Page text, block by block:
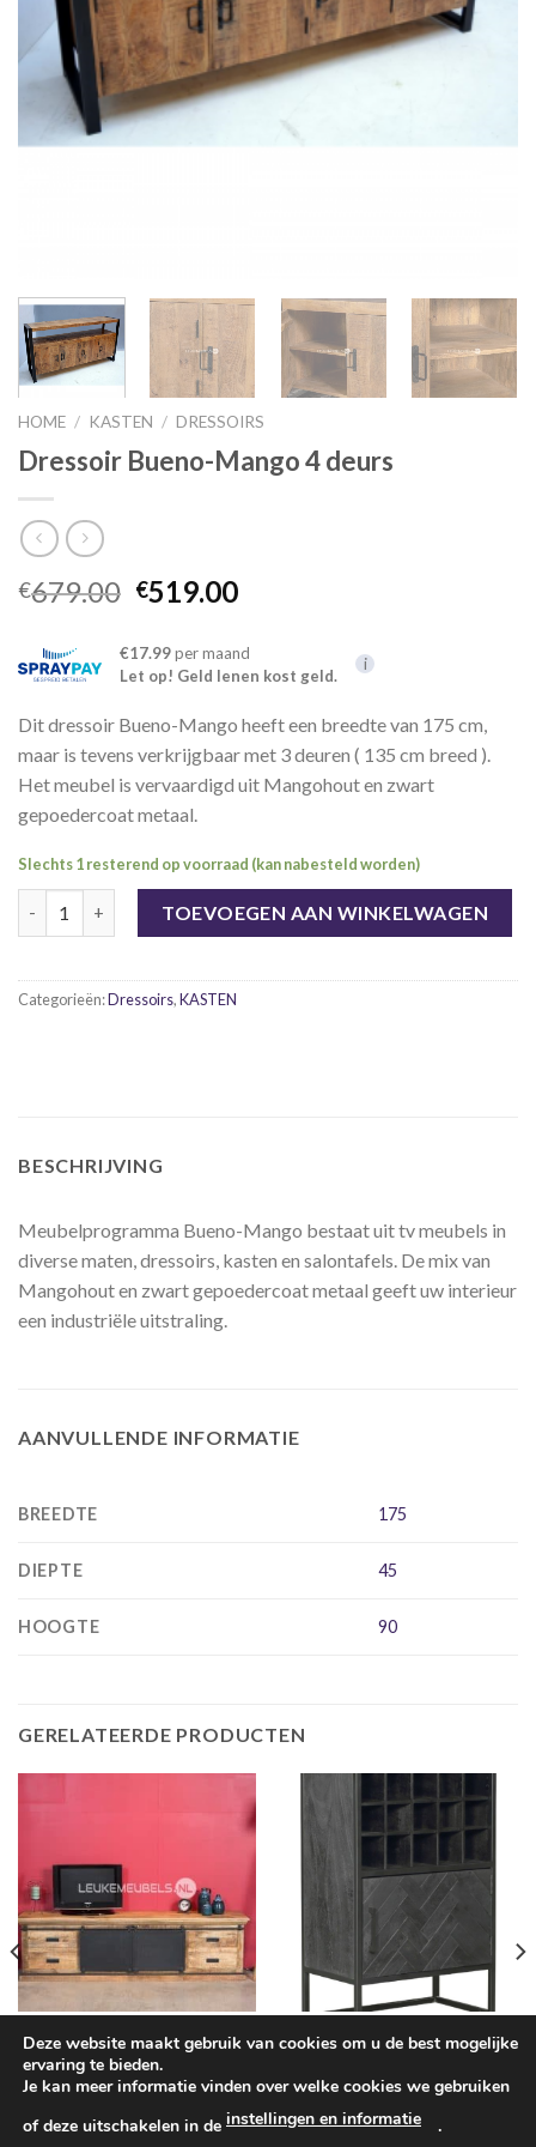
HOME / KASTEN / DRESSOIRS
Dressoir Bueno-Mango 4 deurs
€679.00 Oorspronkelijke
was:
€679.00.
€519.00Huidige
is:
€519.00.
€17.99per maand
Let op! Geld lenen kost geld.
i
Dit dressoir Bueno-Mango heeft een breedte van 175 cm,
maar is tevens verkrijgbaar met 3 deuren ( 135 cm breed ).
Het meubel is vervaardigd uit Mangohout en zwart
gepoedercoat metaal.
Slechts 1 resterend op voorraad (kan nabesteld worden)
TOEVOEGEN AAN WINKELWAGEN
Categorieën:Dressoirs,KASTEN
BESCHRIJVING
Meubelprogramma Bueno-Mango bestaat uit tv meubels in
diverse maten, dressoirs, kasten en salontafels. De mix van
Mangohout en zwart gepoedercoat metaal geeft uw interieur
een industriële uitstraling.
AANVULLENDE INFORMATIE
BREEDTE 175
DIEPTE 45
HOOGTE 90
GERELATEERDE PRODUCTEN
Tv meubel ‘Emma’ 220 cm,
Mangohout + staal.
€549.00
Wijnkast New York, zwart
€ 349.00
Deze website maakt gebruik van cookies om u de best mogelijke
ervaring te bieden.
Je kan meer informatie vinden over welke cookies we gebruiken
of deze uitschakelen in de instellingen en informatie .